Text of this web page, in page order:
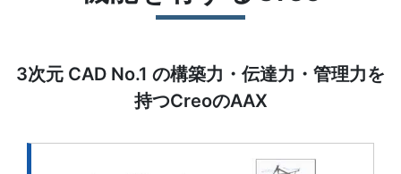
3次元 CAD No.1 の構築力・伝達力・管理力を
持つCreoのAAX